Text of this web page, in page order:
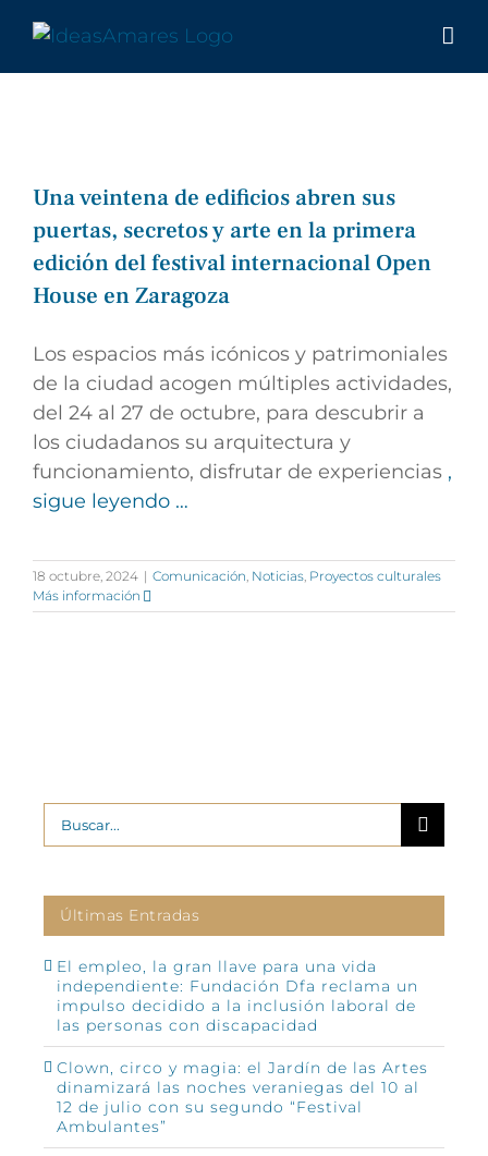
contenido
Una veintena de edificios abren sus
puertas, secretos y arte en la primera
edición del festival internacional Open
House en Zaragoza
Los espacios más icónicos y patrimoniales
de la ciudad acogen múltiples actividades,
del 24 al 27 de octubre, para descubrir a
los ciudadanos su arquitectura y
funcionamiento, disfrutar de experiencias ,
sigue leyendo …
18 octubre, 2024 | Comunicación, Noticias, Proyectos culturales
Más información
Buscar:
Últimas Entradas
El empleo, la gran llave para una vida
independiente: Fundación Dfa reclama un
impulso decidido a la inclusión laboral de
las personas con discapacidad
Clown, circo y magia: el Jardín de las Artes
dinamizará las noches veraniegas del 10 al
12 de julio con su segundo “Festival
Ambulantes”